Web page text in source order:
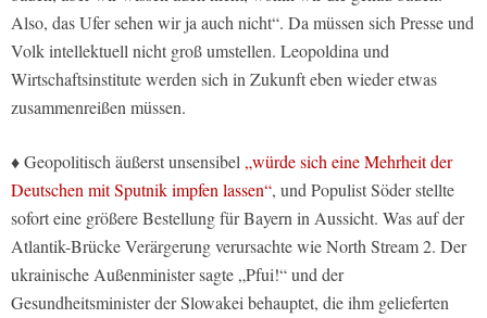
Also, das Ufer sehen wir ja auch nicht“. Da müssen sich Presse und
Volk intellektuell nicht groß umstellen. Leopoldina und
Wirtschaftsinstitute werden sich in Zukunft eben wieder etwas
zusammenreißen müssen.
♦ Geopolitisch äußerst unsensibel„würde sich eine Mehrheit der
Deutschen mit Sputnik impfen lassen“, und Populist Söder stellte
sofort eine größere Bestellung für Bayern in Aussicht. Was auf der
Atlantik-Brücke Verärgerung verursachte wie North Stream 2. Der
ukrainische Außenminister sagte „Pfui!“ und der
Gesundheitsminister der Slowakei behauptet, die ihm gelieferten